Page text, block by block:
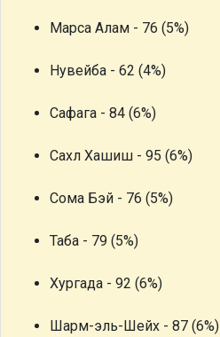
Марса Алам - 76 (5%)
Нувейба - 62 (4%)
Сафага - 84 (6%)
Сахл Хашиш - 95 (6%)
Сома Бэй - 76 (5%)
Таба - 79 (5%)
Хургада - 92 (6%)
Шарм-эль-Шейх - 87 (6%)